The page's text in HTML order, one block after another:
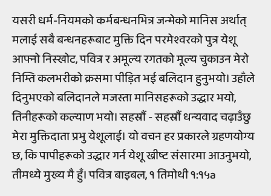
यसरी धर्म-नियमको कर्मबन्धनभित्र जन्मेको मानिस अर्थात्
मलाई सबै बन्धनहरूबाट मुक्ति दिन परमेश्वरको पुत्र येशू
आफ्नो निस्खोट, पवित्र र अमूल्य रगतको मूल्य चुकाउन मेरो
निम्ति कलभरीको क्रसमा पीड़ित भई बलिदान हुनुभयो। उहाँले
दिनुभएको बलिदानले मजस्ता मानिसहरूको उद्धार भयो,
तिनीहरूको कल्याण भयो। सहस्रौं - सहस्रौं धन्यवाद चढ़ाउँछु
मेरा मुक्तिदाता प्रभु येशूलाई। यो वचन हर प्रकारले ग्रहणयोग्य
छ, कि पापीहरूको उद्धार गर्न येशू ख्रीष्ट संसारमा आउनुभयो,
तीमध्ये मुख्य मै हुँ। पवित्र बाइबल, १ तिमोथी १:१५a